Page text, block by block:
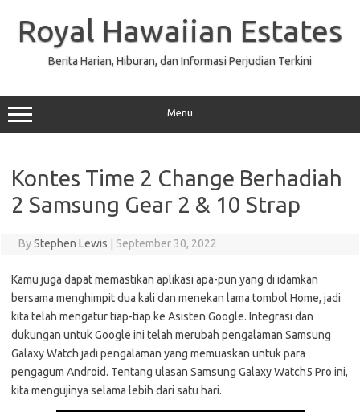
contentRoyal Hawaiian Estates
Berita Harian, Hiburan, dan Informasi Perjudian Terkini
Menu
Kontes Time 2 Change Berhadiah
2 Samsung Gear 2 & 10 Strap
ByStephen Lewis September 30, 2022
Kamu juga dapat memastikan aplikasi apa-pun yang di idamkan
bersama menghimpit dua kali dan menekan lama tombol Home, jadi
kita telah mengatur tiap-tiap ke Asisten Google. Integrasi dan
dukungan untuk Google ini telah merubah pengalaman Samsung
Galaxy Watch jadi pengalaman yang memuaskan untuk para
pengagum Android. Tentang ulasan Samsung Galaxy Watch5 Pro ini,
kita mengujinya selama lebih dari satu hari.